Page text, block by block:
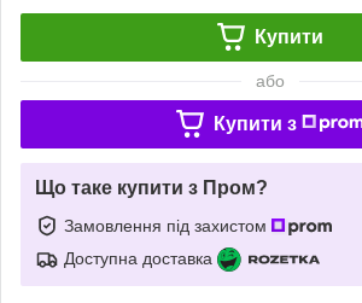
Купити
або
Купити з
Що таке купити з Пром?
Замовлення під захистом
Доступна доставка